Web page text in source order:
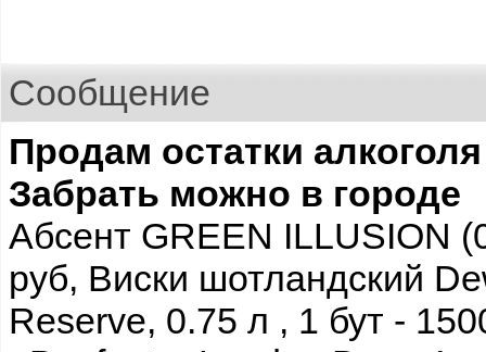
Сообщение
Продам остатки
Забрать можно в городе
Абсент GREEN ILLUSION
руб, Виски шотландский
Reserve, 0.75 л , 1 бут -